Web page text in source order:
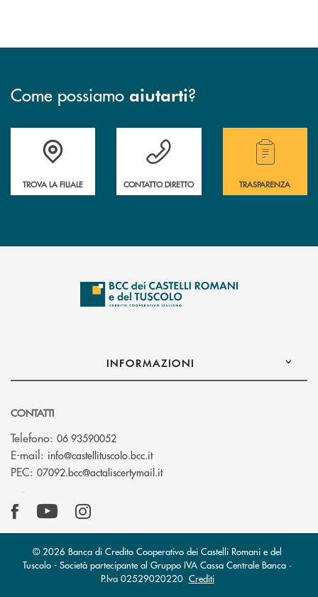
Come possiamo aiutarti?
Accedi all' elenco completo delle filiali della Bcc.
TROVA LA FILIALE
Hai bisogno di assistenza immediata?
CONTATTO DIRETTO
Hai bisogno di
TRASPARENZA
INFORMAZIONI
CONTATTI
Telefono: 06 93590052
E-mail: info@castellituscolo.bcc.it(si apre l’app di posta elettronica)
PEC: 07092.bcc@actaliscertymail.it(si apre l’app di posta
© 2026 Banca di Credito Cooperativo dei Castelli Romani e del
Tuscolo - Società partecipante al Gruppo IVA Cassa Centrale Banca ·
P.Iva 02529020220 Crediti